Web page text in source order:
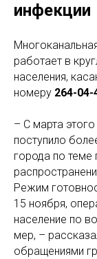
инфекции
работает в
населения,
номеру 264-04-
– С марта
поступило
города по теме
Режим
15 ноября,
население по
мер, –
обращениями